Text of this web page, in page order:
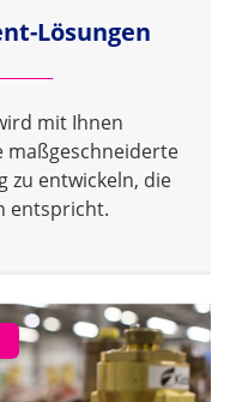
Lösungen
mit Ihnen
maßgeschneiderte
zu entwickeln, die
entspricht.